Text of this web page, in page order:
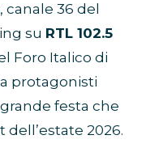
, canale 36 del
su RTL 102.5
Foro Italico di
protagonisti
festa che
dell’estate 2026.